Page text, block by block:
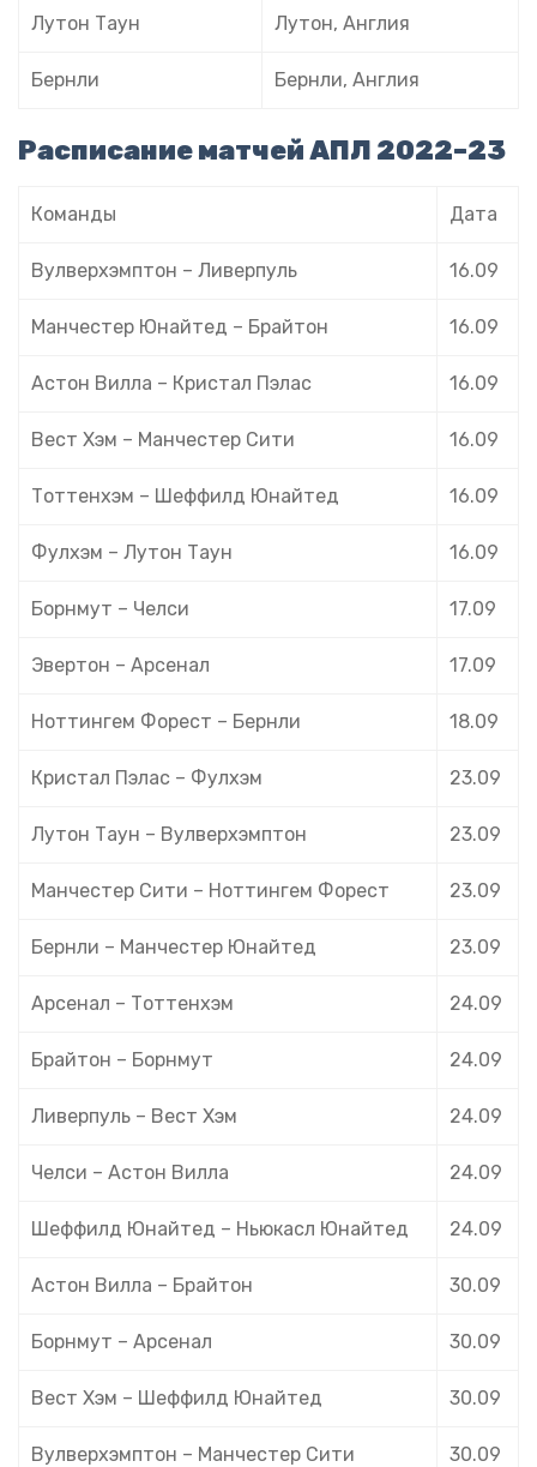
Лутон Таун Лутон, Англия
Бернли Бернли, Англия
Расписание матчей АПЛ 2022–23
Команды Дата
Вулверхэмптон – Ливерпуль 16.09
Манчестер Юнайтед – Брайтон 16.09
Астон Вилла – Кристал Пэлас 16.09
Вест Хэм – Манчестер Сити 16.09
Тоттенхэм – Шеффилд Юнайтед 16.09
Фулхэм – Лутон Таун 16.09
Борнмут – Челси 17.09
Эвертон – Арсенал 17.09
Ноттингем Форест – Бернли 18.09
Кристал Пэлас – Фулхэм 23.09
Лутон Таун – Вулверхэмптон 23.09
Манчестер Сити – Ноттингем Форест 23.09
Бернли – Манчестер Юнайтед 23.09
Арсенал – Тоттенхэм 24.09
Брайтон – Борнмут 24.09
Ливерпуль – Вест Хэм 24.09
Челси – Астон Вилла 24.09
Шеффилд Юнайтед – Ньюкасл Юнайтед 24.09
Астон Вилла – Брайтон 30.09
Борнмут – Арсенал 30.09
Вест Хэм – Шеффилд Юнайтед 30.09
Вулверхэмптон – Манчестер Сити 30.09